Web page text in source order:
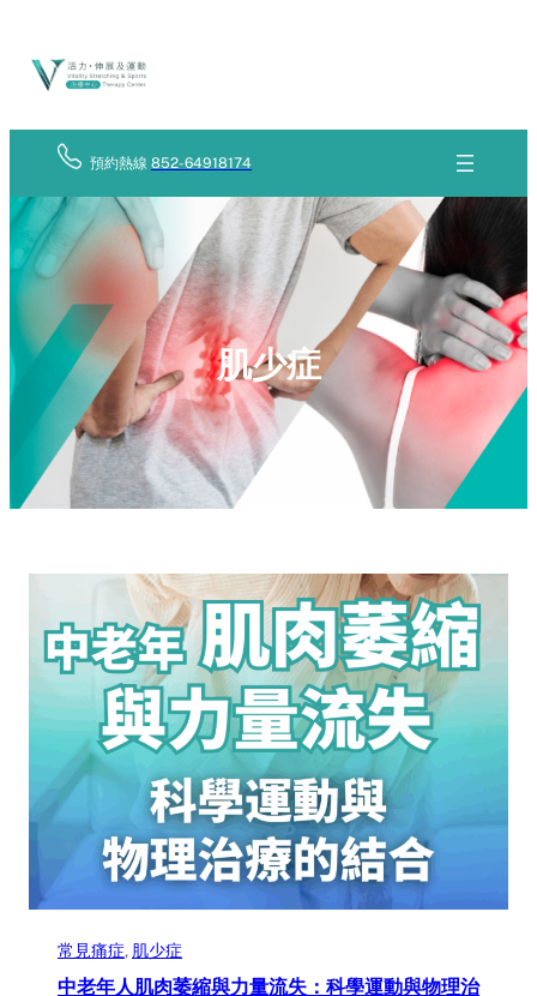
content
預約熱線852-64918174
肌少症
常見痛症, 肌少症
中老年人肌肉萎縮與力量流失：科學運動與物理治